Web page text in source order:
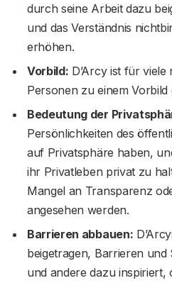
durch seine Arbeit dazu
und das Verständnis
erhöhen.
Vorbild: D’Arcy ist für
Personen zu einem Vorbild
Bedeutung der
Persönlichkeiten des
auf Privatsphäre haben,
ihr Privatleben privat zu
Mangel an Transparenz
angesehen werden.
Barrieren abbauen:
beigetragen, Barrieren
und andere dazu